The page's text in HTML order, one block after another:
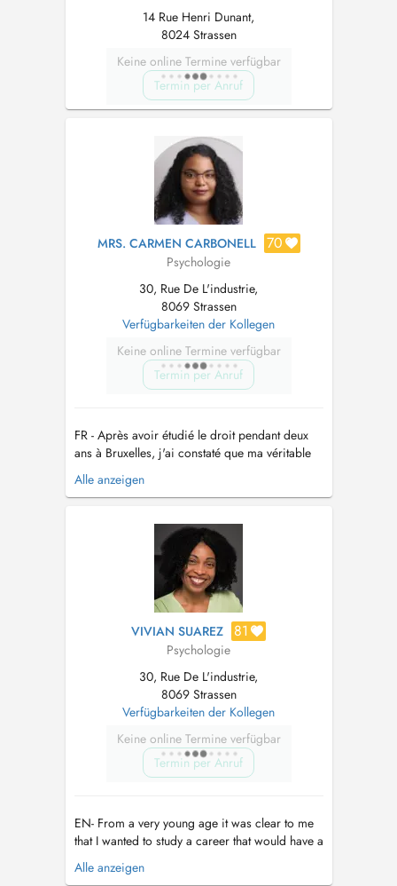
14 Rue Henri Dunant,
8024 Strassen
Keine online Termine verfügbar
Termin per Anruf
MRS. CARMEN CARBONELL 70
Psychologie
30, Rue De L'industrie,
8069 Strassen
Verfügbarkeiten der Kollegen
Keine online Termine verfügbar
Termin per Anruf
FR - Après avoir étudié le droit pendant deux
ans à Bruxelles, j'ai constaté que ma véritable
voie était de comprendre l'essence de l'être
humain : ses émotions et la façon dont il
conduit vers la psychologie. Diplômée de
l'Université Libre de Bruxell...
Alle anzeigen
VIVIAN SUAREZ 81
Psychologie
30, Rue De L'industrie,
8069 Strassen
Verfügbarkeiten der Kollegen
Keine online Termine verfügbar
Termin per Anruf
EN- From a very young age it was clear to me
that I wanted to study a career that would have a
positive impact on people's lives. This interest
led me to study psychology. As a psychologist
Alle anzeigen